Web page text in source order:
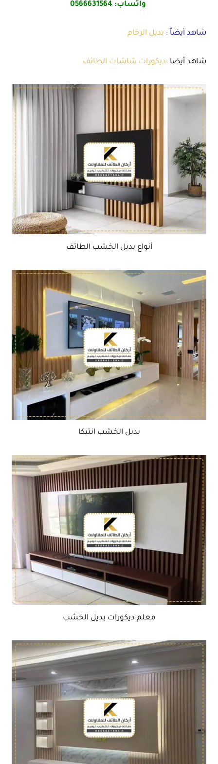
واتساب: 0566631564
شاهد أيضاٌ : بديل الرخام
شاهد أيضا :ديكورات شاشات الطائف
أنواع بديل الخشب الطائف
بديل الخشب انتيكا
معلم ديكورات بديل الخشب